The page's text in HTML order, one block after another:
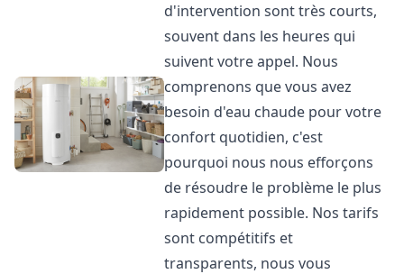
d'intervention sont très courts,
souvent dans les heures qui
suivent votre appel. Nous
comprenons que vous avez
besoin d'eau chaude pour votre
confort quotidien, c'est
pourquoi nous nous efforçons
de résoudre le problème le plus
rapidement possible. Nos tarifs
sont compétitifs et
transparents, nous vous